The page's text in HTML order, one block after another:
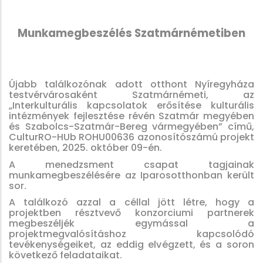
Munkamegbeszélés Szatmárnémetiben
Újabb találkozónak adott otthont Nyíregyháza
testvérvárosaként Szatmárnémeti, az
„Interkulturális kapcsolatok erősítése kulturális
intézmények fejlesztése révén Szatmár megyében
és Szabolcs-Szatmár-Bereg vármegyében” című,
CulturRO-HUb ROHU00636 azonosítószámú projekt
keretében, 2025. október 09-én.
A menedzsment csapat tagjainak
munkamegbeszélésére az Iparosotthonban került
sor.
A találkozó azzal a céllal jött létre, hogy a
projektben résztvevő konzorciumi partnerek
megbeszéljék egymással a
projektmegvalósításhoz kapcsolódó
tevékenységeiket, az eddig elvégzett, és a soron
következő feladataikat.